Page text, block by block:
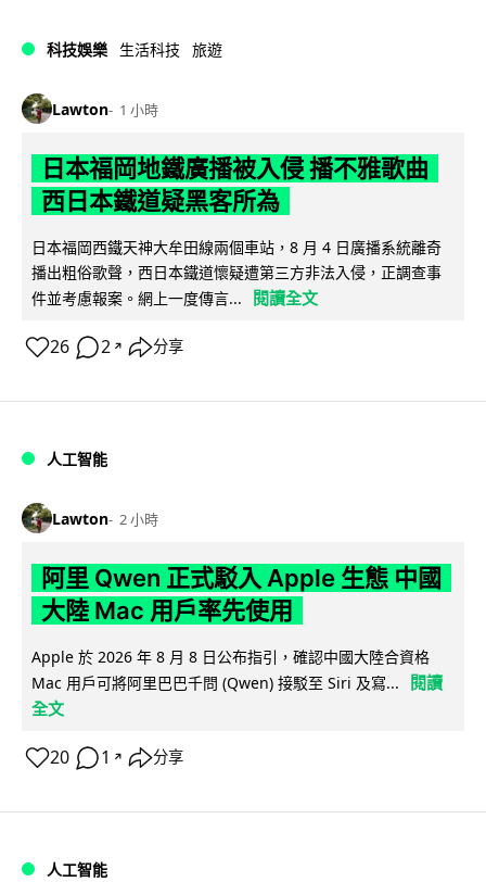
科技娛樂 生活科技 旅遊
Lawton 1 小時
日本福岡地鐵廣播被入侵 播不雅歌曲
西日本鐵道疑黑客所為
日本福岡西鐵天神大牟田線兩個車站，8 月 4 日廣播系統離奇
播出粗俗歌聲，西日本鐵道懷疑遭第三方非法入侵，正調查事
件並考慮報案。網上一度傳言...
閱讀全文
26 2 ↗ 分享
人工智能
Lawton 2 小時
阿里 Qwen 正式駁入 Apple 生態 中國
大陸 Mac 用戶率先使用
Apple 於 2026 年 8 月 8 日公布指引，確認中國大陸合資格
Mac 用戶可將阿里巴巴千問 (Qwen) 接駁至 Siri 及寫...
閱讀
全文
20 1 ↗ 分享
人工智能